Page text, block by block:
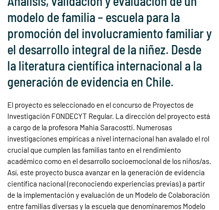
modelo de familia – escuela para la
promoción del involucramiento familiar y
el desarrollo integral de la niñez. Desde
la literatura científica internacional a la
generación de evidencia en Chile.
El proyecto es seleccionado en el concurso de Proyectos de
Investigación FONDECYT Regular. La dirección del proyecto está
a cargo de la profesora Mahia Saracostti. Numerosas
investigaciones empíricas a nivel internacional han avalado el rol
crucial que cumplen las familias tanto en el rendimiento
académico como en el desarrollo socioemocional de los niños/as.
Así, este proyecto busca avanzar en la generación de evidencia
científica nacional (reconociendo experiencias previas) a partir
de la implementación y evaluación de un Modelo de Colaboración
entre familias diversas y la escuela que denominaremos Modelo